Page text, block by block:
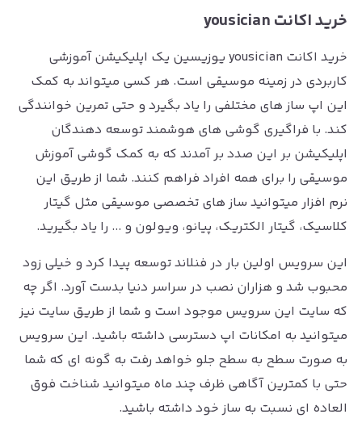
خرید اکانت yousician
خرید اکانت yousician یوزیسین یک اپلیکیشن آموزشی
کاربردی در زمینه موسیقی است. هر کسی میتواند به کمک
این اپ ساز های مختلفی را یاد بگیرد و حتی تمرین خوانندگی
کند. با فراگیری گوشی های هوشمند توسعه دهندگان
اپلیکیشن بر این صدد بر آمدند که به کمک گوشی آموزش
موسیقی را برای همه افراد فراهم کنند. شما از طریق این
نرم افزار میتوانید ساز های تخصصی موسیقی مثل گیتار
کلاسیک، گیتار الکتریک، پیانو، ویولون و ... را یاد بگیرید.
این سرویس اولین بار در فنلاند توسعه پیدا کرد و خیلی زود
محبوب شد و هزاران نصب در سراسر دنیا بدست آورد. اگر چه
که سایت این سرویس موجود است و شما از طریق سایت نیز
میتوانید به امکانات اپ دسترسی داشته باشید. این سرویس
به صورت سطح به سطح جلو خواهد رفت به گونه ای که شما
حتی با کمترین آگاهی ظرف چند ماه میتوانید شناخت فوق
العاده ای نسبت به ساز خود داشته باشید.